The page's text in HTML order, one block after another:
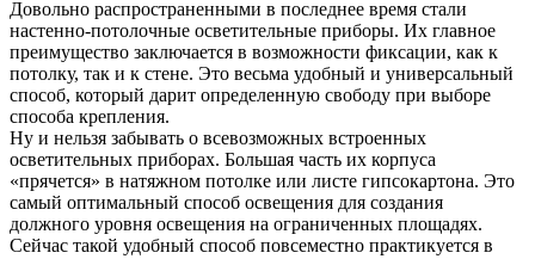
Довольно распространенными в последнее время стали
настенно-потолочные осветительные приборы. Их главное
преимущество заключается в возможности фиксации, как к
потолку, так и к стене. Это весьма удобный и универсальный
способ, который дарит определенную свободу при выборе
способа крепления.
Ну и нельзя забывать о всевозможных встроенных
осветительных приборах. Большая часть их корпуса
«прячется» в натяжном потолке или листе гипсокартона. Это
самый оптимальный способ освещения для создания
должного уровня освещения на ограниченных площадях.
Сейчас такой удобный способ повсеместно практикуется в